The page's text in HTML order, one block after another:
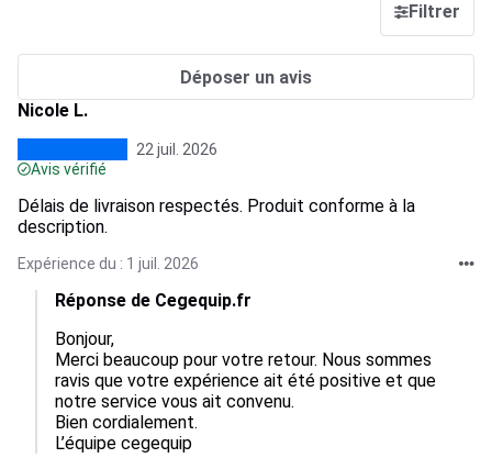
Filtrer
Déposer un avis
Nicole L.
22 juil. 2026
Avis vérifié
Délais de livraison respectés. Produit conforme à la
description.
Expérience du : 1 juil. 2026
Réponse de Cegequip.fr
Bonjour,
Merci beaucoup pour votre retour. Nous sommes
ravis que votre expérience ait été positive et que
notre service vous ait convenu.
Bien cordialement.
L’équipe cegequip